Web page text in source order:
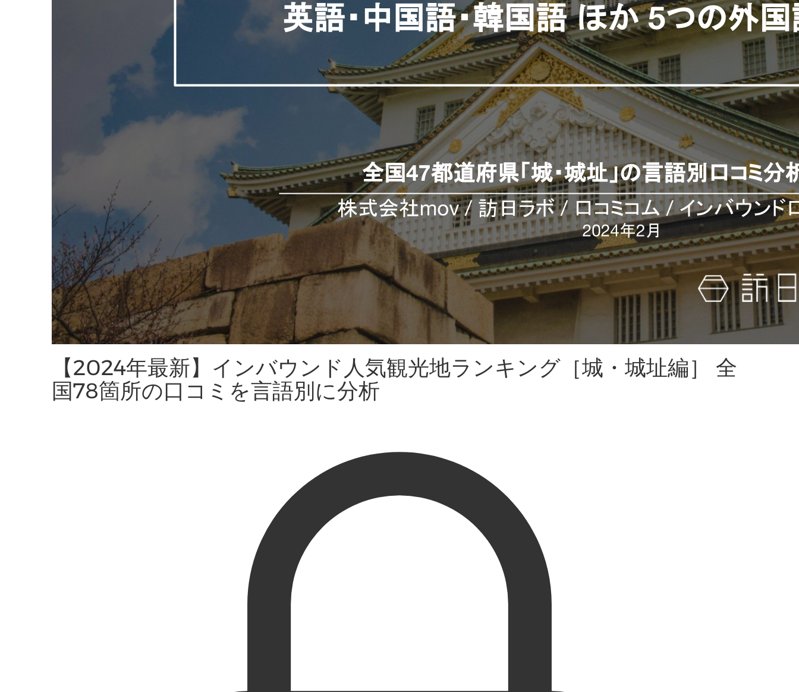
【2024年最新】インバウンド人気観光地ランキング［城・城址編］ 全
国78箇所の口コミを言語別に分析